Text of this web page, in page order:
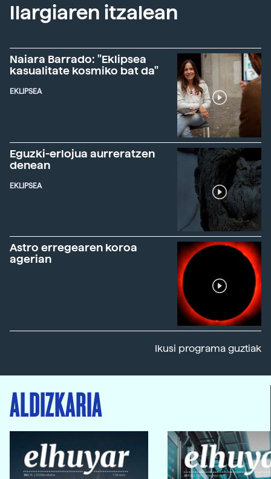
Ilargiaren itzalean
Naiara Barrado: "Eklipsea
kasualitate kosmiko bat da"
EKLIPSEA
Eguzki-erlojua aurreratzen
denean
EKLIPSEA
Astro erregearen koroa
agerian
Ikusi programa guztiak
ALDIZKARIA